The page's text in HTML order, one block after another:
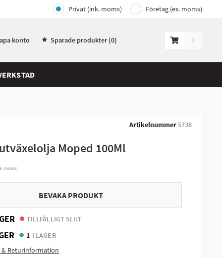
Privat (ink. moms) Företag (ex. moms)
konto Sparade produkter (0)
Artikelnummer5738
Moped 100Ml
moms)
BEVAKA PRODUKT
TILLFÄLLIGT SLUT
1 I LAGER
& Returinformation